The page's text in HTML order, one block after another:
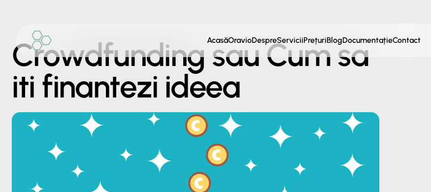
AcasăOravioDespreServiciiPrețuriBlogDocumentațieContact
Crowdfunding sau Cum sa
iti finantezi ideea